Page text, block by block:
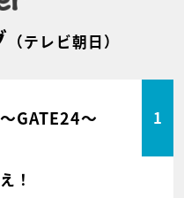
（テレビ朝日）
GATE24～ 1
！